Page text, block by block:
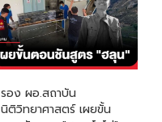
รอง ผอ.สถาบัน
นิติวิทยาศาสตร์ เผยขั้น